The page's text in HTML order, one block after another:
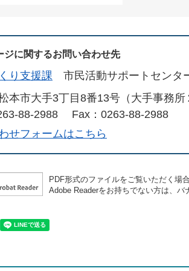
ジに関するお問い合わせ先
り支援課
市民活動サポートセンタ
本市大手3丁目8番13号（大手事務所
88-2988
Fax：0263-88-2988
せフォームはこちら
PDF形式のファイルをご覧いただく場
Adobe Readerをお持ちでない方は、バ